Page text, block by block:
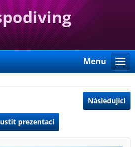
Menu
Následující
prezentaci